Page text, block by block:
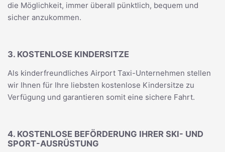
die Möglichkeit, immer überall pünktlich, bequem und
sicher anzukommen.
3. KOSTENLOSE KINDERSITZE
Als kinderfreundliches Airport Taxi-Unternehmen stellen
wir Ihnen für Ihre liebsten kostenlose Kindersitze zu
Verfügung und garantieren somit eine sichere Fahrt.
4. KOSTENLOSE BEFÖRDERUNG IHRER SKI- UND
SPORT-AUSRÜSTUNG